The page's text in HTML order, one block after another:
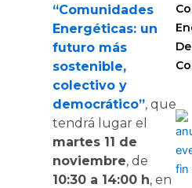
“Comunidades
Energéticas: un
futuro más
sostenible,
colectivo y
democrático”, que
tendrá lugar el
martes 11 de
noviembre, de
10:30 a 14:00 h, en